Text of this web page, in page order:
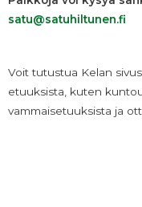
satu@satuhiltunen.fi
Voit tutustua Kelan
etuuksista, kuten
vammaisetuuksista ja